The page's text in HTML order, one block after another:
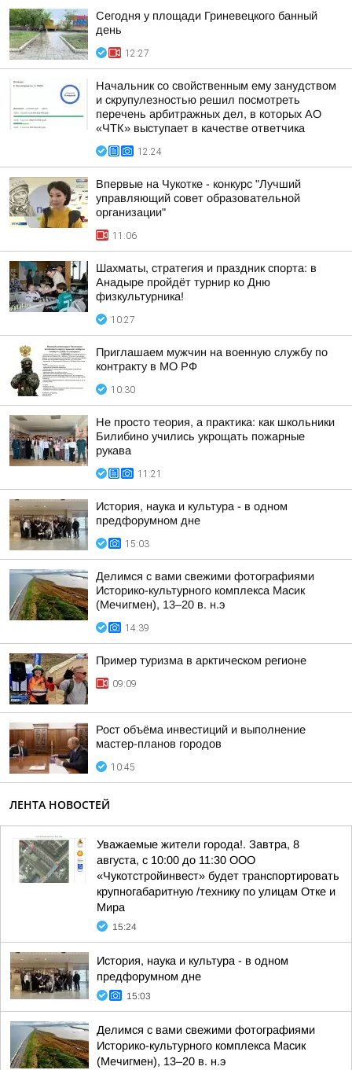
Сегодня у площади Гриневецкого банный
день
12:27
Начальник со свойственным ему занудством
и скрупулезностью решил посмотреть
перечень арбитражных дел, в которых АО
«ЧТК» выступает в качестве ответчика
12:24
Впервые на Чукотке - конкурс "Лучший
управляющий совет образовательной
организации"
11:06
Шахматы, стратегия и праздник спорта: в
Анадыре пройдёт турнир ко Дню
физкультурника!
10:27
Приглашаем мужчин на военную службу по
контракту в МО РФ
10:30
Не просто теория, а практика: как школьники
Билибино учились укрощать пожарные
рукава
11:21
История, наука и культура - в одном
предфорумном дне
15:03
Делимся с вами свежими фотографиями
Историко-культурного комплекса Масик
(Мечигмен), 13–20 в. н.э
14:39
Пример туризма в арктическом регионе
09:09
Рост объёма инвестиций и выполнение
мастер-планов городов
10:45
ЛЕНТА НОВОСТЕЙ
Уважаемые жители города!. Завтра, 8
августа, с 10:00 до 11:30 ООО
«Чукотстройинвест» будет транспортировать
крупногабаритную /технику по улицам Отке и
Мира
15:24
История, наука и культура - в одном
предфорумном дне
15:03
Делимся с вами свежими фотографиями
Историко-культурного комплекса Масик
(Мечигмен), 13–20 в. н.э